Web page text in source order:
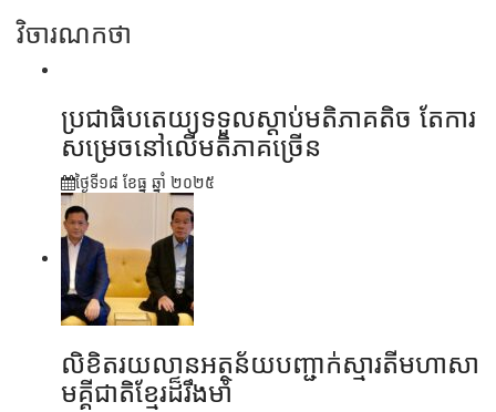
វិចារណកថា
ប្រជាធិបតេយ្យទទួលស្តាប់មតិភាគតិច តែការ
សម្រេចនៅលើមតិភាគច្រើន
ថ្ងៃទី១៨ ខែ​ធ្នូ ឆ្នាំ ២០២៥
លិខិតរយលានអត្ថន័យបញ្ជាក់ស្មារតីមហាសា
មគ្គីជាតិខ្មែរដ៏រឹងមាំ